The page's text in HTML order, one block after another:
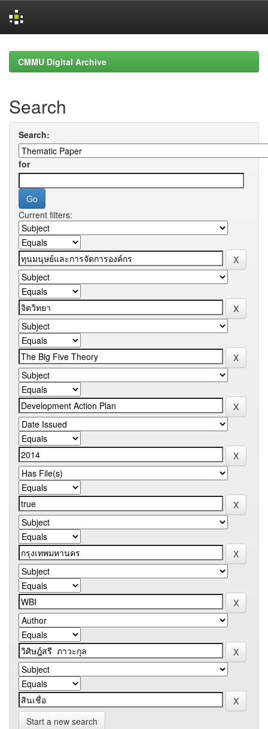
navigationCMMU Digital Archive
Search
Search:
for
Current filters:
Start a new search